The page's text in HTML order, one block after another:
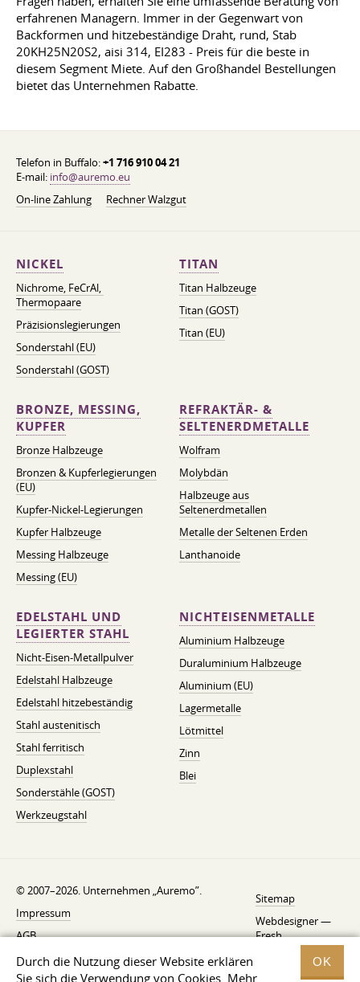
Durch die Nutzung dieser Website erklären
Sie sich die Verwendung von Cookies. Mehr
OK
erfahrenen Managern. Immer in der Gegenwart von
Backformen und hitzebeständige Draht, rund, Stab
20KH25N20S2, aisi 314, EI283 - Preis für die beste in
diesem Segment Miete. Auf den Großhandel Bestellungen
bietet das Unternehmen Rabatte.
Telefon in Buffalo:+1 716 910 04 21
E-mail: info@auremo.eu
On-line Zahlung
Rechner Walzgut
NICKEL
Nichrome, FeСrAl, ​​
Thermopaare
Präzisionslegierungen
Sonderstahl (EU)
Sonderstahl (GOST)
TITAN
Titan Halbzeuge
Titan (GOST)
Titan (EU)
BRONZE, MESSING,
KUPFER
Bronze Halbzeuge
Bronzen & Kupferlegierungen
(EU)
Kupfer-Nickel-Legierungen
Kupfer Halbzeuge
Messing Halbzeuge
Messing (EU)
REFRAKTÄR- &
SELTENERDMETALLE
Wolfram
Molybdän
Halbzeuge aus
Seltenerdmetallen
Metalle der Seltenen Erden
Lanthanoide
EDELSTAHL UND
LEGIERTER STAHL
Nicht-Eisen-Metallpulver
Edelstahl Halbzeuge
Edelstahl hitzebeständig
Stahl austenitisch
Stahl ferritisch
Duplexstahl
Sonderstähle (GOST)
Werkzeugstahl
NICHTEISENMETALLE
Aluminium Halbzeuge
Duraluminium Halbzeuge
Aluminium (EU)
Lagermetalle
Lötmittel
Zinn
Blei
© 2007–2026. Unternehmen „Auremo”.
Impressum
AGB
Widerrufsbelehrung
Sitemap
Webdesigner —
Fresh